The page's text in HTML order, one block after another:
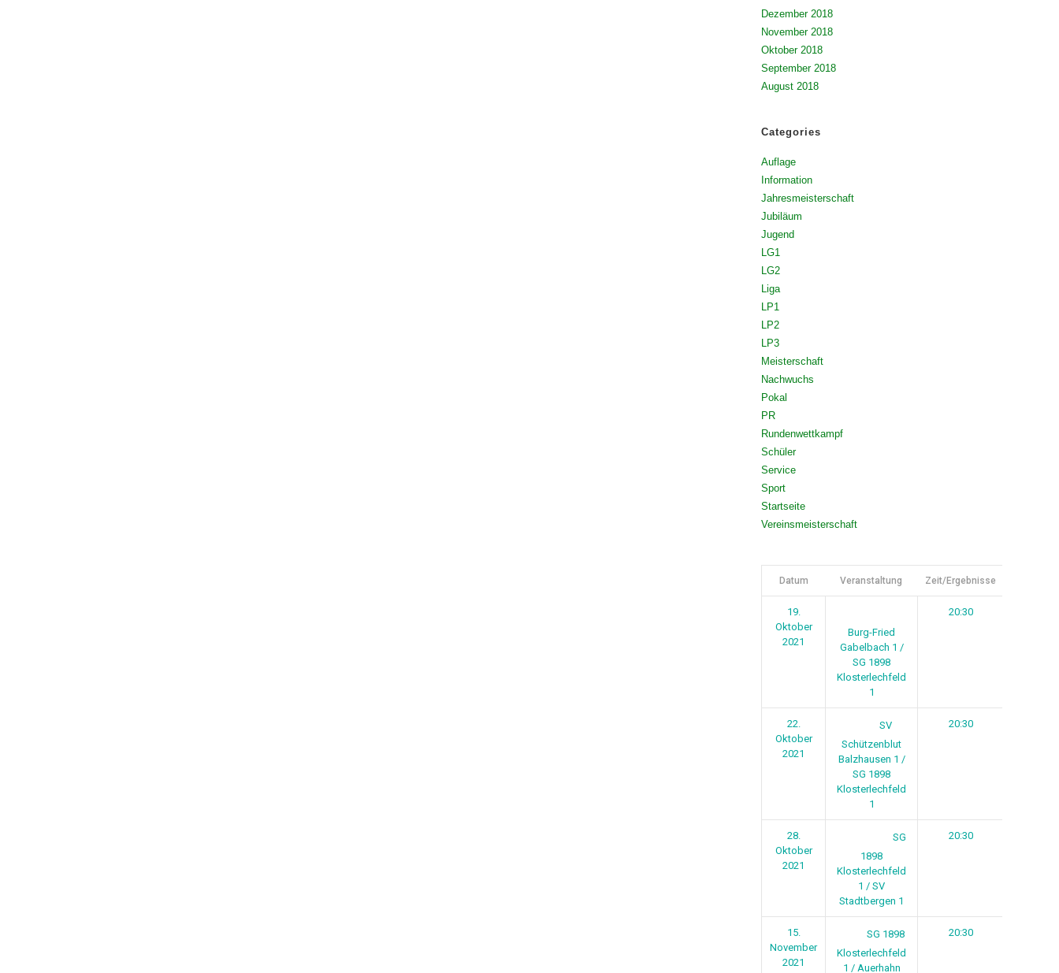
Dezember 2018
November 2018
Oktober 2018
September 2018
August 2018
Categories
Auflage
Information
Jahresmeisterschaft
Jubiläum
Jugend
LG1
LG2
Liga
LP1
LP2
LP3
Meisterschaft
Nachwuchs
Pokal
PR
Rundenwettkampf
Schüler
Service
Sport
Startseite
Vereinsmeisterschaft
Datum Veranstaltung Zeit/Ergebnisse
19.
Oktober
2021
Burg-Fried
Gabelbach 1 /
SG 1898
Klosterlechfeld
1
20:30
22.
Oktober
2021
SV
Schützenblut
Balzhausen 1 /
SG 1898
Klosterlechfeld
1
20:30
28.
Oktober
2021
SG
1898
Klosterlechfeld
1 / SV
Stadtbergen 1
20:30
15.
November
2021
SG 1898
Klosterlechfeld
1 / Auerhahn
20:30